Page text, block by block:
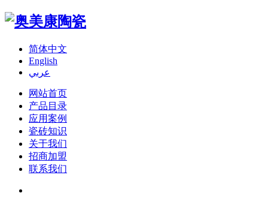
简体中文
English
عربي
网站首页
产品目录
应用案例
瓷砖知识
关于我们
招商加盟
联系我们